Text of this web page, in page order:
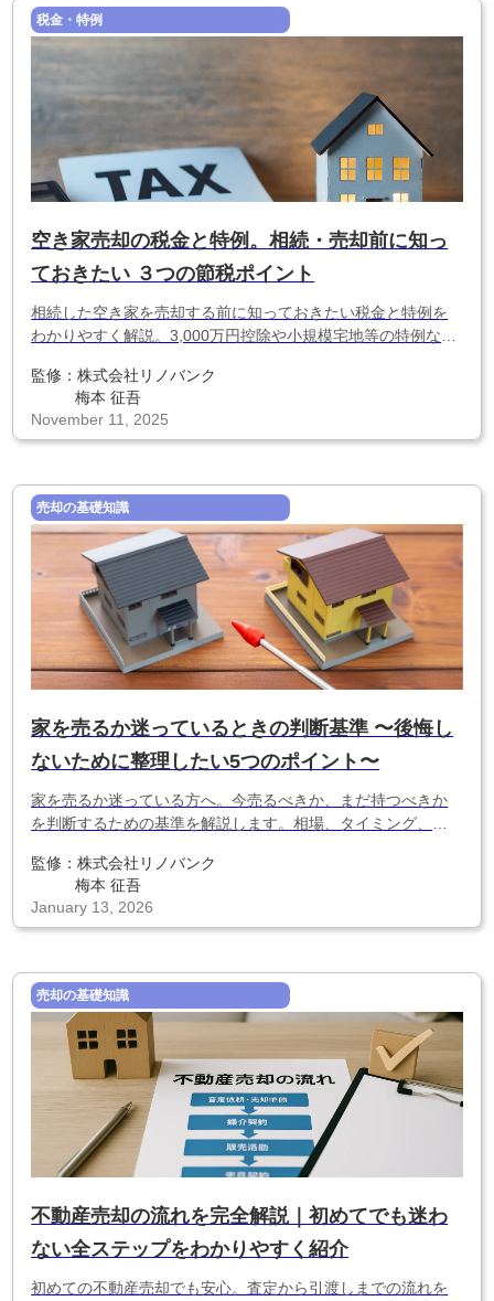
税金・特例
空き家売却の税金と特例。相続・売却前に知っ
ておきたい ３つの節税ポイント
相続した空き家を売却する前に知っておきたい税金と特例を
わかりやすく解説。3,000万円控除や小規模宅地等の特例な
た。
監修：株式会社リノバンク
梅本 征吾
November 11, 2025
売却の基礎知識
家を売るか迷っているときの判断基準 〜後悔し
ないために整理したい5つのポイント〜
家を売るか迷っている方へ。今売るべきか、まだ持つべきか
を判断するための基準を解説します。相場、タイミング、将
ます。
監修：株式会社リノバンク
梅本 征吾
January 13, 2026
売却の基礎知識
不動産売却の流れを完全解説｜初めてでも迷わ
ない全ステップをわかりやすく紹介
初めての不動産売却でも安心。査定から引渡しまでの流れを